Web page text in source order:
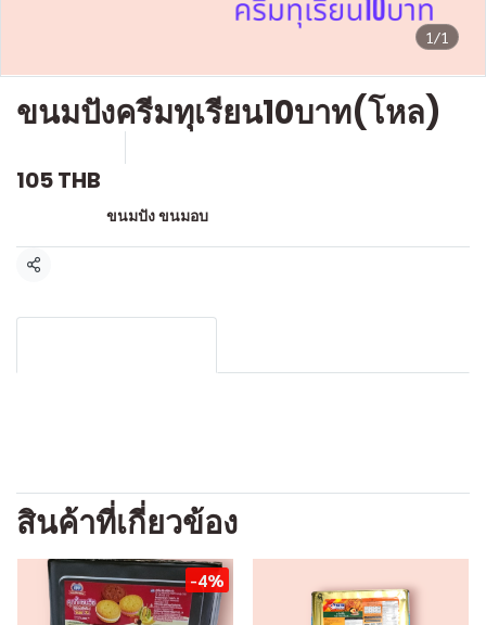
1/1
ขนมปังครีมทุเรียน10บาท(โหล)
105 THB
ขนมปัง ขนมอบ
แชร์
สินค้าที่เกี่ยวข้อง
-4%